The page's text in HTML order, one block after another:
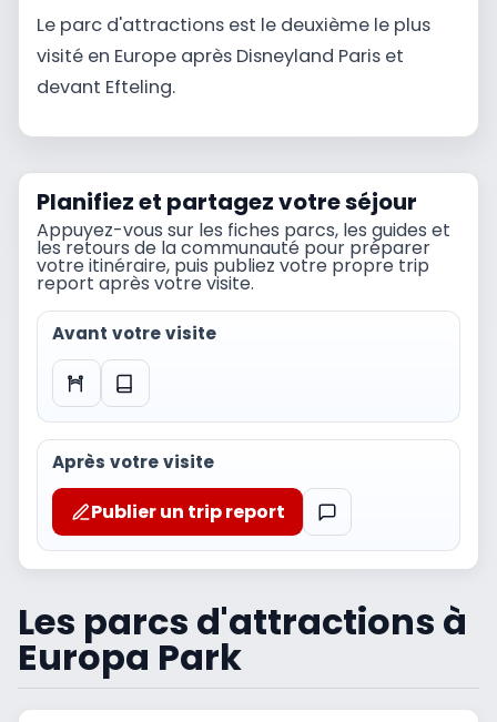
Le parc d'attractions est le deuxième le plus
visité en Europe après Disneyland Paris et
devant Efteling.
Planifiez et partagez votre séjour
Appuyez-vous sur les fiches parcs, les guides et
les retours de la communauté pour préparer
votre itinéraire, puis publiez votre propre trip
report après votre visite.
Avant votre visite
Après votre visite
Publier un trip report
Les parcs d'attractions à
Europa Park